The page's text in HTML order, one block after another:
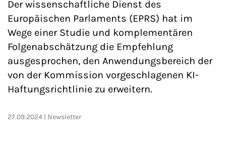
Der wissenschaftliche Dienst des
Europäischen Parlaments (EPRS) hat im
Wege einer Studie und komplementären
Folgenabschätzung die Empfehlung
ausgesprochen, den Anwendungsbereich der
von der Kommission vorgeschlagenen KI-
Haftungsrichtlinie zu erweitern.
27.09.2024 Newsletter